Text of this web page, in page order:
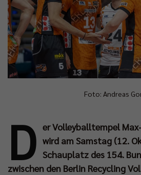
Foto: Andreas
D er Volleyballtempel
wird am Samstag (12.
Schauplatz des 154.
zwischen den Berlin Recycling